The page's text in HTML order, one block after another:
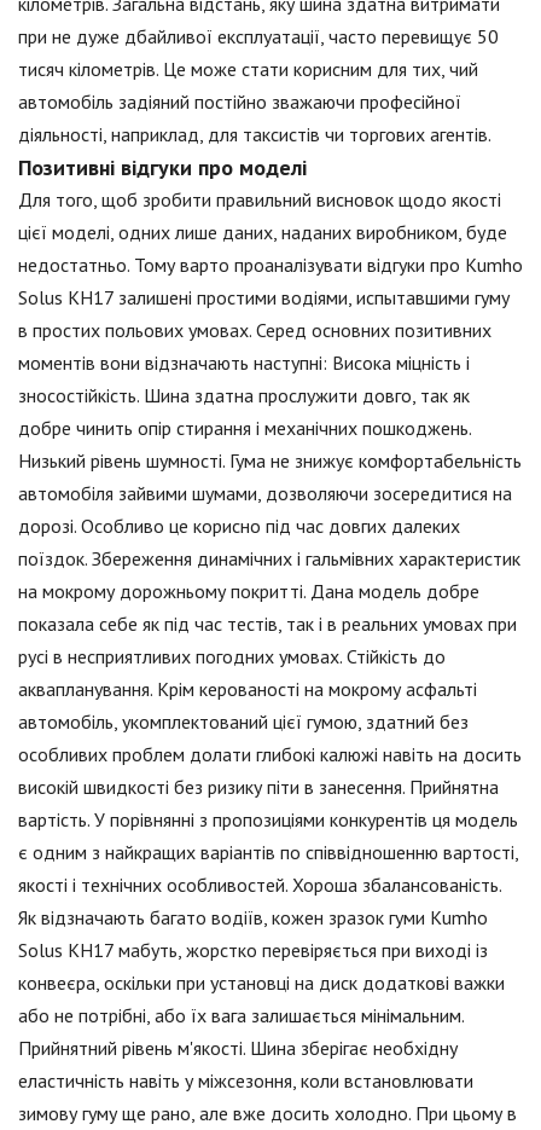
при не дуже дбайливої експлуатації, часто перевищує 50
тисяч кілометрів. Це може стати корисним для тих, чий
автомобіль задіяний постійно зважаючи професійної
діяльності, наприклад, для таксистів чи торгових агентів.
Позитивні відгуки про моделі
Для того, щоб зробити правильний висновок щодо якості
цієї моделі, одних лише даних, наданих виробником, буде
недостатньо. Тому варто проаналізувати відгуки про Kumho
Solus KH17 залишені простими водіями, испытавшими гуму
в простих польових умовах. Серед основних позитивних
моментів вони відзначають наступні: Висока міцність і
зносостійкість. Шина здатна прослужити довго, так як
добре чинить опір стирання і механічних пошкоджень.
Низький рівень шумності. Гума не знижує комфортабельність
автомобіля зайвими шумами, дозволяючи зосередитися на
дорозі. Особливо це корисно під час довгих далеких
поїздок. Збереження динамічних і гальмівних характеристик
на мокрому дорожньому покритті. Дана модель добре
показала себе як під час тестів, так і в реальних умовах при
русі в несприятливих погодних умовах. Стійкість до
аквапланування. Крім керованості на мокрому асфальті
автомобіль, укомплектований цієї гумою, здатний без
особливих проблем долати глибокі калюжі навіть на досить
високій швидкості без ризику піти в занесення. Прийнятна
вартість. У порівнянні з пропозиціями конкурентів ця модель
є одним з найкращих варіантів по співвідношенню вартості,
якості і технічних особливостей. Хороша збалансованість.
Як відзначають багато водіїв, кожен зразок гуми Kumho
Solus KH17 мабуть, жорстко перевіряється при виході із
конвеєра, оскільки при установці на диск додаткові важки
або не потрібні, або їх вага залишається мінімальним.
Прийнятний рівень м'якості. Шина зберігає необхідну
еластичність навіть у міжсезоння, коли встановлювати
зимову гуму ще рано, але вже досить холодно. При цьому в